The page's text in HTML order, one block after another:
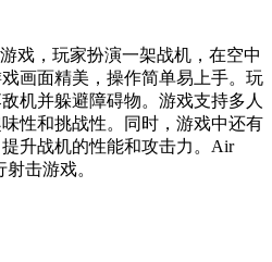
戏，玩家扮演一架战机，在空中
画面精美，操作简单易上手。玩
机并躲避障碍物。游戏支持多人
性和挑战性。同时，游戏中还有
升战机的性能和攻击力。Air
击游戏。